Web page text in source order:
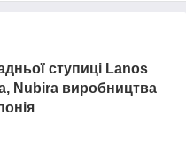
ступиці Lanos
Nubira виробництва